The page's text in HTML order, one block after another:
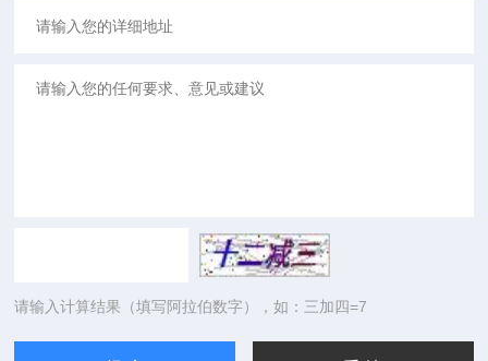
请输入计算结果（填写阿拉伯数字），如：三加四=7